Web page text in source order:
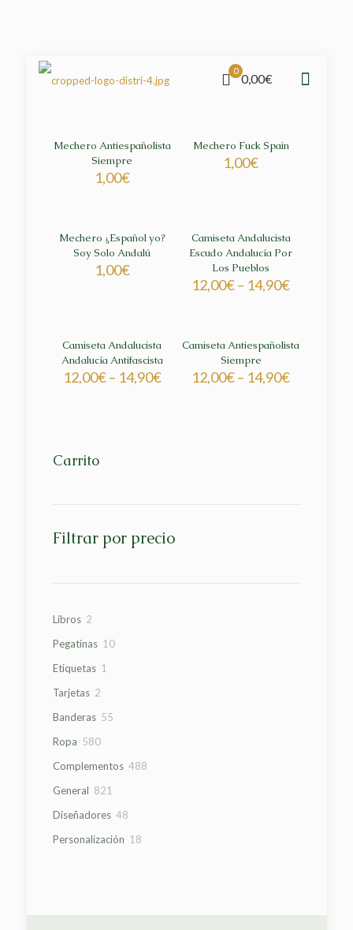
0
0,00€
Mechero Antiespañolista
Siempre
1,00€
Mechero Fuck Spain
1,00€
Mechero ¿Español yo?
Soy Solo Andalú
1,00€
Camiseta Andalucista
Escudo Andalucía Por
Los Pueblos
12,00€– 14,90€
Camiseta Andalucista
Andalucía Antifascista
12,00€– 14,90€
Camiseta Antiespañolista
Siempre
12,00€– 14,90€
Carrito
Filtrar por precio
Libros 22
Pegatinas 1010
Etiquetas 1
Tarjetas 22
Banderas 5555
Ropa 580580
Complementos 488488
General 821
Diseñadores 4848
Personalización 1818